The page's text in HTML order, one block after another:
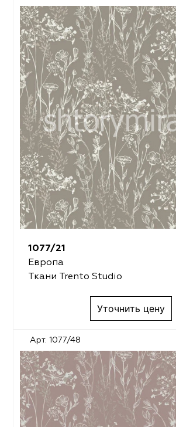
1077/21
Европа
Ткани Trento Studio
Уточнить цену
Арт. 1077/48